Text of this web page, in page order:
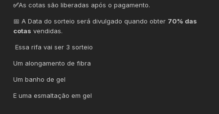
✅As cotas são liberadas após o pagamento.
📅 A Data do sorteio será divulgado quando obter 70% das
cotas vendidas.
Essa rifa vai ser 3 sorteio
Um alongamento de fibra
Um banho de gel
E uma esmaltação em gel